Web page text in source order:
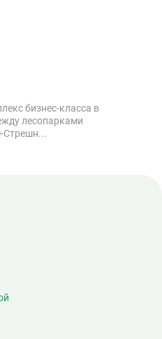
бизнес-класса в
лесопарками
Стрешн...